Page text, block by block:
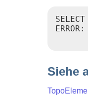
Siehe